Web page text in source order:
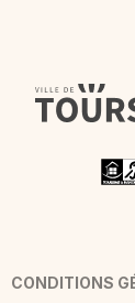
CONDITIONS